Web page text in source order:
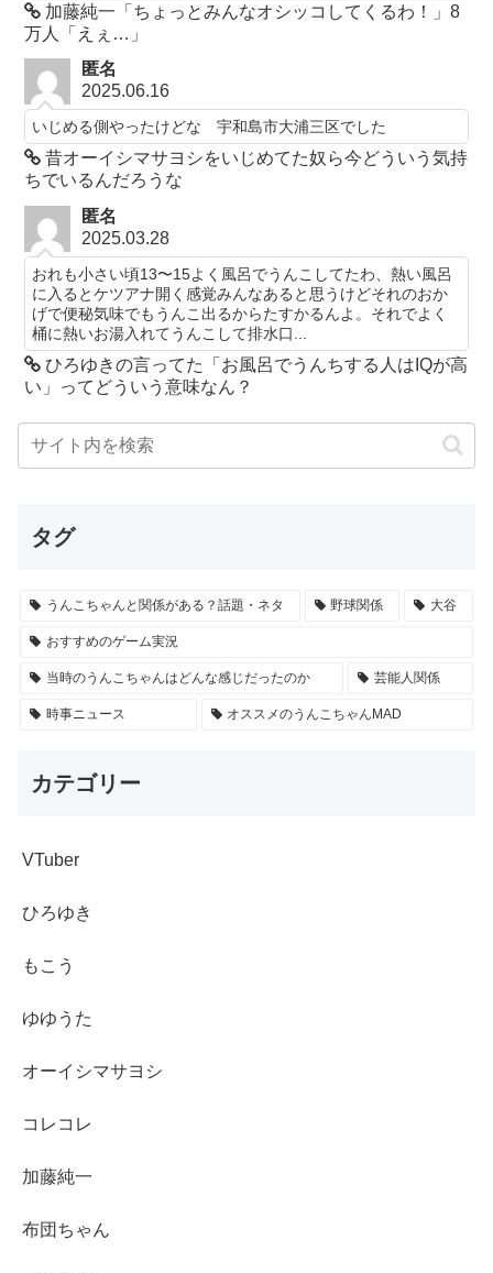
加藤純一「ちょっとみんなオシッコしてくるわ！」8
万人「えぇ…」
匿名
2025.06.16
いじめる側やったけどな 宇和島市大浦三区でした
昔オーイシマサヨシをいじめてた奴ら今どういう気持
ちでいるんだろうな
匿名
2025.03.28
おれも小さい頃13〜15よく風呂でうんこしてたわ、熱い風呂
に入るとケツアナ開く感覚みんなあると思うけどそれのおか
げで便秘気味でもうんこ出るからたすかるんよ。それでよく
桶に熱いお湯入れてうんこして排水口...
ひろゆきの言ってた「お風呂でうんちする人はIQが高
い」ってどういう意味なん？
タグ
うんこちゃんと関係がある？話題・ネタ 野球関係 大谷
おすすめのゲーム実況
当時のうんこちゃんはどんな感じだったのか 芸能人関係
時事ニュース オススメのうんこちゃんMAD
カテゴリー
VTuber
ひろゆき
もこう
ゆゆうた
オーイシマサヨシ
コレコレ
加藤純一
布団ちゃん